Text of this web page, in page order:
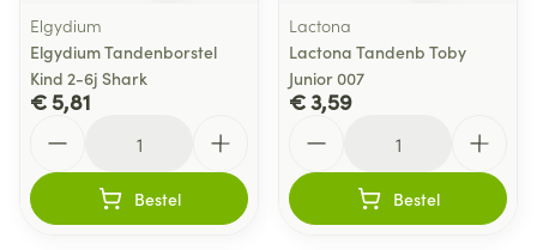
Elgydium
Elgydium Tandenborstel
Kind 2-6j Shark
€ 5,81
Bestel
Lactona
Lactona Tandenb Toby
Junior 007
€ 3,59
Bestel